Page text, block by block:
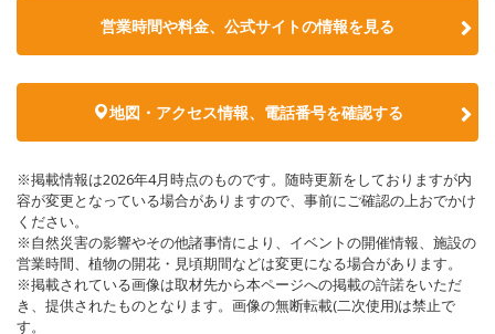
営業時間や料金、公式サイトの情報を見る
地図・アクセス情報、電話番号を確認する
※掲載情報は2026年4月時点のものです。随時更新をしておりますが内
容が変更となっている場合がありますので、事前にご確認の上おでかけ
ください。
※自然災害の影響やその他諸事情により、イベントの開催情報、施設の
営業時間、植物の開花・見頃期間などは変更になる場合があります。
※掲載されている画像は取材先から本ページへの掲載の許諾をいただ
き、提供されたものとなります。画像の無断転載(二次使用)は禁止で
す。